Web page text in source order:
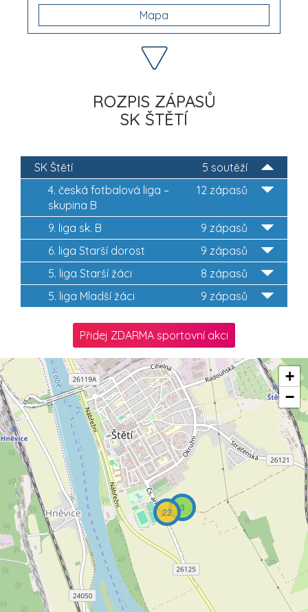
Mapa
ROZPIS ZÁPASŮ
SK ŠTĚTÍ
5 soutěží
SK Štětí
12 zápasů
4. česká fotbalová liga –
skupina B
9 zápasů
9. liga sk. B
9 zápasů
6. liga Starší dorost
8 zápasů
5. liga Starší žáci
9 zápasů
5. liga Mladší žáci
Přidej ZDARMA sportovní akci
3
22
+
−